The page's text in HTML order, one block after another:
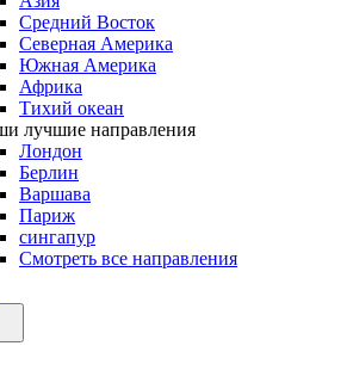
Средний Восток
Северная Америка
Южная Америка
Африка
Тихий океан
лучшие направления
Лондон
Берлин
Варшава
Париж
сингапур
Смотреть все направления